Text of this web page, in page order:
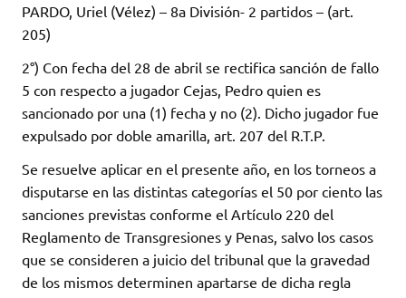
PARDO, Uriel (Vélez) – 8a División- 2 partidos – (art.
205)
2°) Con fecha del 28 de abril se rectifica sanción de fallo
5 con respecto a jugador Cejas, Pedro quien es
sancionado por una (1) fecha y no (2). Dicho jugador fue
expulsado por doble amarilla, art. 207 del R.T.P.
Se resuelve aplicar en el presente año, en los torneos a
disputarse en las distintas categorías el 50 por ciento las
sanciones previstas conforme el Artículo 220 del
Reglamento de Transgresiones y Penas, salvo los casos
que se consideren a juicio del tribunal que la gravedad
de los mismos determinen apartarse de dicha regla